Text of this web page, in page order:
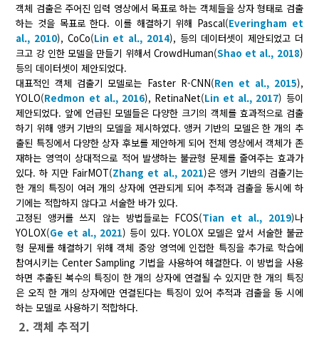
객체 검출은 주어진 입력 영상에서 목표로 하는 객체들을 상자 형태로 검출
하는 것을 목표로 한다. 이를 해결하기 위해 Pascal(Everingham et
al., 2010), CoCo(Lin et al., 2014), 등의 데이터셋이 제안되었고 더
크고 강 인한 모델을 만들기 위해서 CrowdHuman(Shao et al., 2018)
등의 데이터셋이 제안되었다.
대표적인 객체 검출기 모델로는 Faster R-CNN(Ren et al., 2015),
YOLO(Redmon et al., 2016), RetinaNet(Lin et al., 2017) 등이
제안되었다. 앞에 언급된 모델들은 다양한 크기의 객체를 효과적으로 검출
하기 위해 앵커 기반의 모델을 제시하였다. 앵커 기반의 모델은 한 개의 추
출된 특징에서 다양한 상자 후보를 제안하게 되어 전체 영상에서 객체가 존
재하는 영역이 상대적으로 적어 발생하는 불균형 문제를 줄여주는 효과가
있다. 하 지만 FairMOT(Zhang et al., 2021)은 앵커 기반의 검출기는
한 개의 특징이 여러 개의 상자에 연관되게 되어 추적과 검출을 동시에 하
기에는 적합하지 않다고 서술한 바가 있다.
고정된 앵커를 쓰지 않는 방법들로는 FCOS(Tian et al., 2019)나
YOLOX(Ge et al., 2021) 등이 있다. YOLOX 모델은 앞서 서술한 불균
형 문제를 해결하기 위해 객체 중앙 영역에 인접한 특징을 추가로 학습에
참여시키는 Center Sampling 기법을 사용하여 해결한다. 이 방법을 사용
하면 추출된 복수의 특징이 한 개의 상자에 연결될 수 있지만 한 개의 특징
은 오직 한 개의 상자에만 연결된다는 특징이 있어 추적과 검출을 동 시에
하는 모델로 사용하기 적합하다.
2. 객체 추적기